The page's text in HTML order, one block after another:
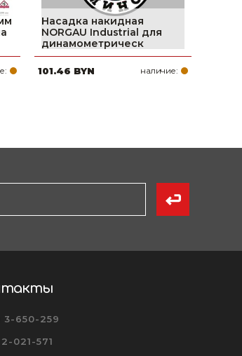
Насадка накидная
NORGAU Industrial для
динамометрическ
101.46 BYN наличие:
3-650-259
021-571